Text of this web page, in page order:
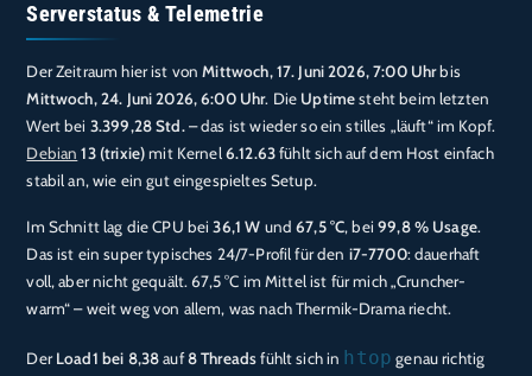
Serverstatus & Telemetrie
Der Zeitraum hier ist vonMittwoch, 17. Juni 2026, 7:00 Uhrbis
Mittwoch, 24. Juni 2026, 6:00 Uhr. Die Uptimesteht beim letzten
Wert bei 3.399,28 Std.– das ist wieder so ein stilles „läuft“ im Kopf.
Debian 13 (trixie)mit Kernel 6.12.63fühlt sich auf dem Host einfach
stabil an, wie ein gut eingespieltes Setup.
Im Schnitt lag die CPU bei36,1 W und67,5 °C, bei99,8 % Usage.
Das ist ein super typisches 24/7-Profil für den i7-7700: dauerhaft
voll, aber nicht gequält. 67,5 °C im Mittel ist für mich „Cruncher-
warm“ – weit weg von allem, was nach Thermik-Drama riecht.
DerLoad1 bei 8,38auf8 Threadsfühlt sich in htop genau richtig